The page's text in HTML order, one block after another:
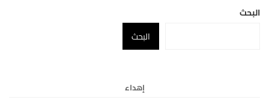
البحث
البحث
إهداء